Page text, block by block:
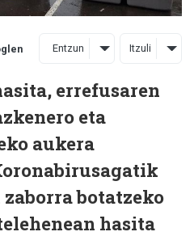
Entzun Itzuli
errefusaren
eta
aukera
botatzeko
hasita